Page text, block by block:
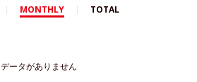
MONTHLY TOTAL
データがありません